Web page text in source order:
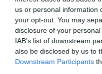
us or personal information
your opt-out. You may
disclosure of your
IAB’s list of downstream
also be disclosed by us to
Downstream Participants